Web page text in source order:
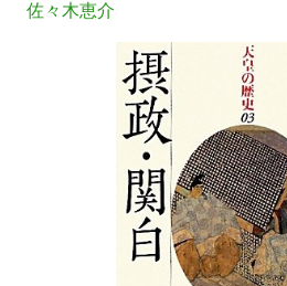
佐々木恵介